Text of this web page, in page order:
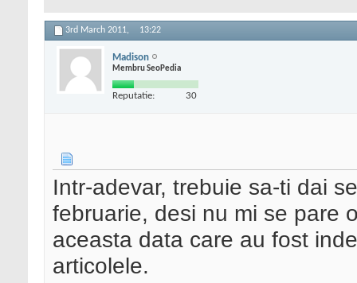
3rd March 2011, 13:22
Madison
Membru SeoPedia
Reputatie: 30
Intr-adevar, trebuie sa-ti dai
februarie, desi nu mi se pare
aceasta data care au fost
articolele.